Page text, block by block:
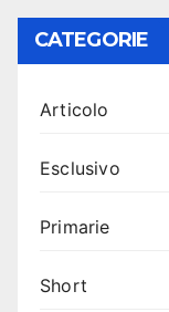
CATEGORIE
Articolo
Esclusivo
Primarie
Short